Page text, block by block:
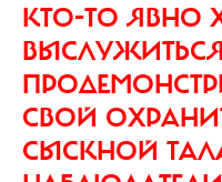
КТО-ТО ЯВНО
СВОЙ
СЫСКНОЙ